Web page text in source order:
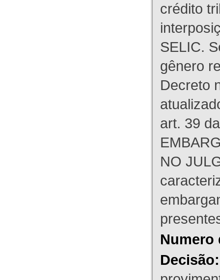
crédito
SELIC.
gênero
Decreto
art. 39
NO
Numero
Decisão: